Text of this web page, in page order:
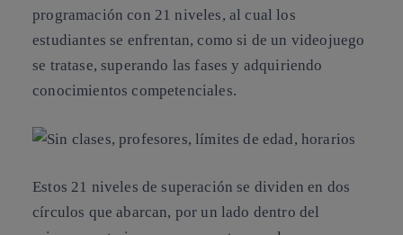
programación con 21 niveles, al cual los
estudiantes se enfrentan, como si de un videojuego
se tratase, superando las fases y adquiriendo
conocimientos competenciales.
Estos 21 niveles de superación se dividen en dos
círculos que abarcan, por un lado dentro del